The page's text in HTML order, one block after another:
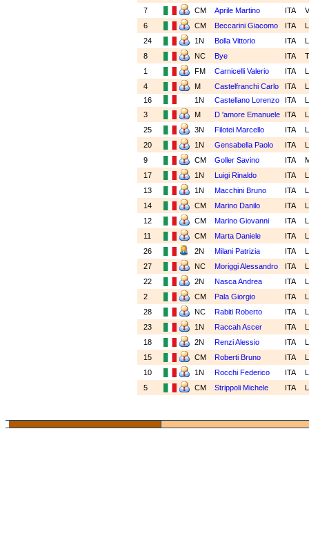
7
CM Aprile Martino ITA
6
CM Beccarini Giacomo ITA
24
1N Bolla Vittorio ITA
8
NC Bye ITA
1
FM Carnicelli Valerio ITA
4
M Castelfranchi Carlo ITA
16
1N Castellano Lorenzo ITA
3
M D 'amore Emanuele ITA
25
3N Filotei Marcello ITA
20
1N Gensabella Paolo ITA
9
CM Goller Savino ITA
17
1N Luigi Rinaldo ITA
13
1N Macchini Bruno ITA
14
CM Marino Danilo ITA
12
CM Marino Giovanni ITA
11
CM Marta Daniele ITA
26
2N Milani Patrizia ITA
27
NC Moriggi Alessandro ITA
22
2N Nasca Andrea ITA
2
CM Pala Giorgio ITA
28
NC Rabiti Roberto ITA
23
1N Raccah Ascer ITA
18
2N Renzi Alessio ITA
15
CM Roberti Bruno ITA
10
1N Rocchi Federico ITA
5
CM Strippoli Michele ITA